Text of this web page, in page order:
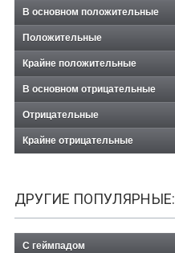
В основном положительные
Положительные
Крайне положительные
В основном отрицательные
Отрицательные
Крайне отрицательные
ДРУГИЕ ПОПУЛЯРНЫЕ:
С геймпадом